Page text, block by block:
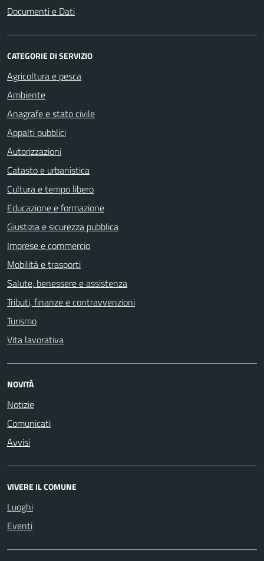
Documenti e Dati
CATEGORIE DI SERVIZIO
Agricoltura e pesca
Ambiente
Anagrafe e stato civile
Appalti pubblici
Autorizzazioni
Catasto e urbanistica
Cultura e tempo libero
Educazione e formazione
Giustizia e sicurezza pubblica
Imprese e commercio
Mobilità e trasporti
Salute, benessere e assistenza
Tributi, finanze e contravvenzioni
Turismo
Vita lavorativa
NOVITÀ
Notizie
Comunicati
Avvisi
VIVERE IL COMUNE
Luoghi
Eventi